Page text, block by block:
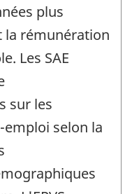
plus
la rémunération
Les SAE
sur les
selon la